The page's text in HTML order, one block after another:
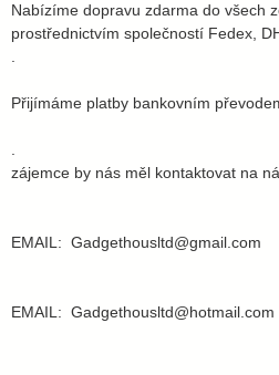
Nabízíme dopravu zdarma do všech
prostřednictvím společností Fedex,
Přijímáme platby bankovním
zájemce by nás měl kontaktovat na
EMAIL: Gadgethousltd@gmail.com
EMAIL: Gadgethousltd@hotmail.com